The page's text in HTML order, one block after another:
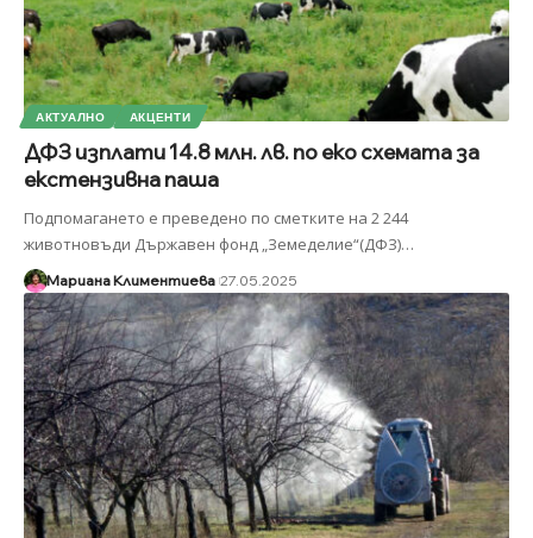
АКТУАЛНО АКЦЕНТИ
ДФЗ изплати 14.8 млн. лв. по еко схемата за
екстензивна паша
Подпомагането е преведено по сметките на 2 244
животновъди Държавен фонд „Земеделие“(ДФЗ)…
Мариана Климентиева 27.05.2025